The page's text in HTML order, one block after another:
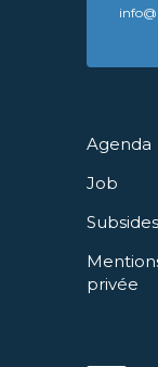
Agenda
Job
Subsides
privée